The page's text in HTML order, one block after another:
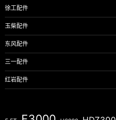
徐工配件
玉柴配件
东风配件
三一配件
红岩配件